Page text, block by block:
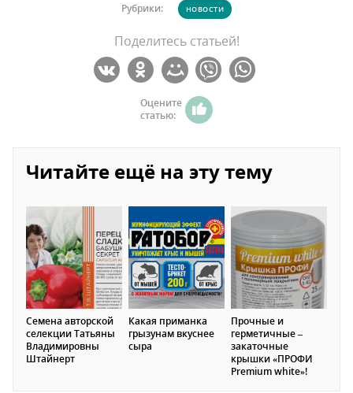
Рубрики: НОВОСТИ
Поделитесь статьей!
Оцените
статью:
Читайте ещё на эту тему
Семена авторской
селекции Татьяны
Владимировны
Штайнерт
Какая приманка
грызунам вкуснее
сыра
Прочные и
герметичные –
закаточные
крышки «ПРОФИ
Premium white»!